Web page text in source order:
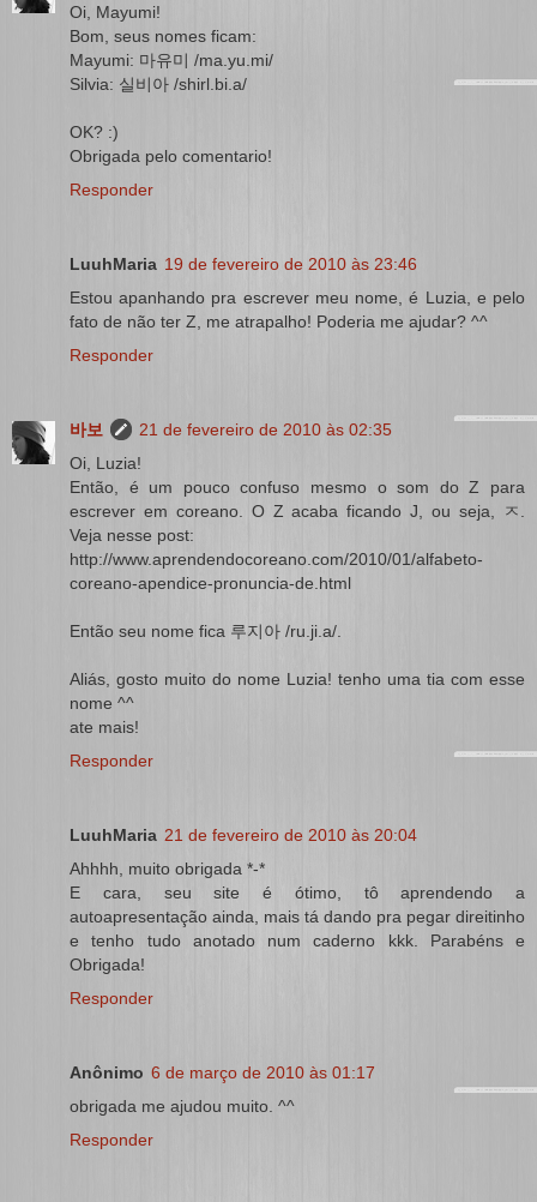
Oi, Mayumi!
Bom, seus nomes ficam:
Mayumi: 마유미 /ma.yu.mi/
Silvia: 실비아 /shirl.bi.a/
OK? :)
Obrigada pelo comentario!
Responder
LuuhMaria 19 de fevereiro de 2010 às 23:46
Estou apanhando pra escrever meu nome, é Luzia, e pelo
fato de não ter Z, me atrapalho! Poderia me ajudar? ^^
Responder
바보
21 de fevereiro de 2010 às 02:35
Oi, Luzia!
Então, é um pouco confuso mesmo o som do Z para
escrever em coreano. O Z acaba ficando J, ou seja, ㅈ.
Veja nesse post:
http://www.aprendendocoreano.com/2010/01/alfabeto-
coreano-apendice-pronuncia-de.html
Então seu nome fica 루지아 /ru.ji.a/.
Aliás, gosto muito do nome Luzia! tenho uma tia com esse
nome ^^
ate mais!
Responder
LuuhMaria 21 de fevereiro de 2010 às 20:04
Ahhhh, muito obrigada *-*
E cara, seu site é ótimo, tô aprendendo a
autoapresentação ainda, mais tá dando pra pegar direitinho
e tenho tudo anotado num caderno kkk. Parabéns e
Obrigada!
Responder
Anônimo 6 de março de 2010 às 01:17
obrigada me ajudou muito. ^^
Responder